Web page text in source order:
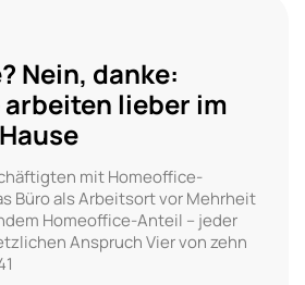
Nein, danke:
lieber im
mit Homeoffice-
Büro als Arbeitsort vor Mehrheit
Homeoffice-Anteil – jeder
Anspruch Vier von zehn